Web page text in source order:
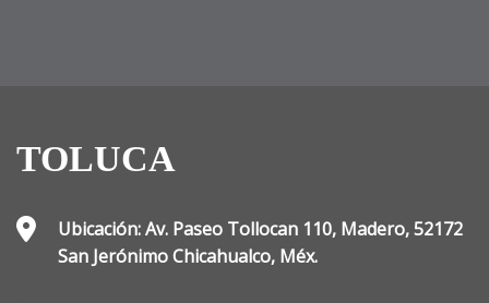
TOLUCA
Ubicación: Av. Paseo Tollocan 110, Madero, 52172
San Jerónimo Chicahualco, Méx.